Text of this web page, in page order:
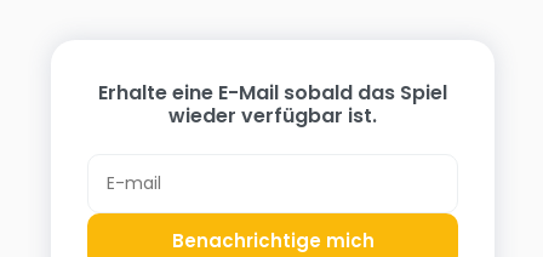
Erhalte eine E-Mail sobald das Spiel
wieder verfügbar ist.
Benachrichtige mich